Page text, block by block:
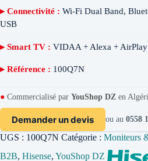
▸ Connectivité : Wi-Fi Dual Band,
USB
▸ Smart TV : VIDAA + Alexa +
▸ Référence : 100Q7N
● Commercialisé par YouShop DZ en
Demander un devis ou au 0558
UGS : 100Q7N Catégorie : Moniteurs
B2B, Hisense, YouShop DZ